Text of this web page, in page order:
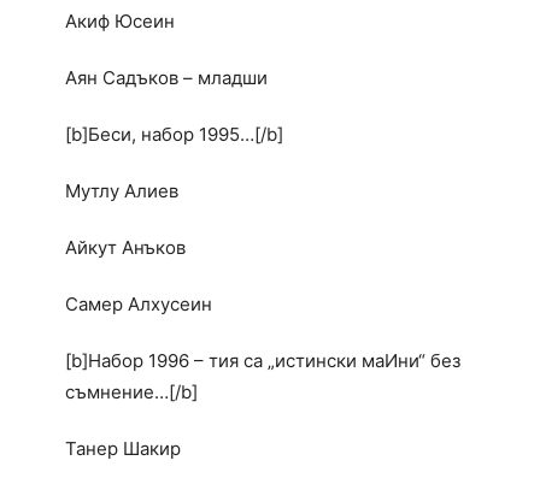
Акиф Юсеин
Аян Садъков – младши
[b]Беси, набор 1995…[/b]
Мутлу Алиев
Айкут Анъков
Самер Алхусеин
[b]Набор 1996 – тия са „истински маИни“ без
съмнение…[/b]
Танер Шакир